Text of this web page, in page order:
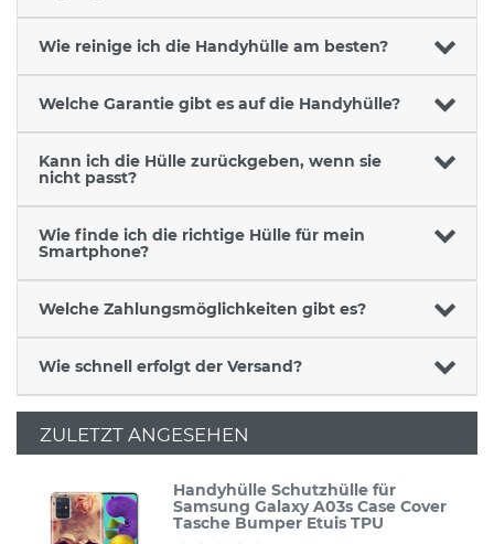
Wie reinige ich die Handyhülle am besten?
Welche Garantie gibt es auf die Handyhülle?
Kann ich die Hülle zurückgeben, wenn sie
nicht passt?
Wie finde ich die richtige Hülle für mein
Smartphone?
Welche Zahlungsmöglichkeiten gibt es?
Wie schnell erfolgt der Versand?
ZULETZT ANGESEHEN
Handyhülle Schutzhülle für
Samsung Galaxy A03s Case Cover
Tasche Bumper Etuis TPU